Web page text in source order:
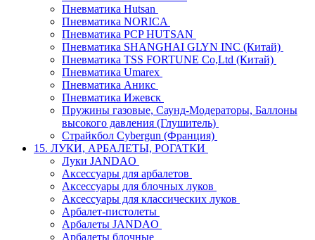
Пневматика Hutsan
Пневматика NORICA
Пневматика PCP HUTSAN
Пневматика SHANGHAI GLYN INC (Китай)
Пневматика TSS FORTUNE Co,Ltd (Китай)
Пневматика Umarex
Пневматика Аникс
Пневматика Ижевск
Пружины газовые, Саунд-Модераторы, Баллоны
высокого давления (Глушитель)
Страйкбол Cybergun (Франция)
15. ЛУКИ, АРБАЛЕТЫ, РОГАТКИ
Луки JANDAO
Аксессуары для арбалетов
Аксессуары для блочных луков
Аксессуары для классических луков
Арбалет-пистолеты
Арбалеты JANDAO
Арбалеты блочные